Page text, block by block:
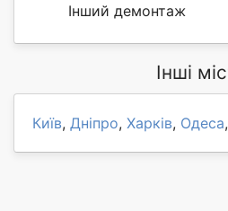
Інший демонтаж
Інші
Київ, Дніпро, Харків, Одеса,